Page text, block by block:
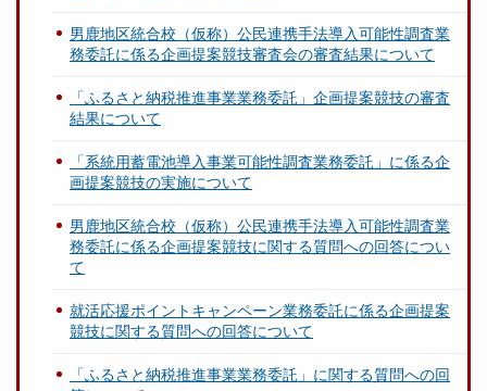
男鹿地区統合校（仮称）公民連携手法導入可能性調査業
務委託に係る企画提案競技審査会の審査結果について
「ふるさと納税推進事業業務委託」企画提案競技の審査
結果について
「系統用蓄電池導入事業可能性調査業務委託」に係る企
画提案競技の実施について
男鹿地区統合校（仮称）公民連携手法導入可能性調査業
務委託に係る企画提案競技に関する質問への回答につい
て
就活応援ポイントキャンペーン業務委託に係る企画提案
競技に関する質問への回答について
「ふるさと納税推進事業業務委託」に関する質問への回